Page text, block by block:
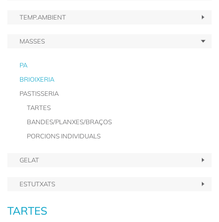
TEMP.AMBIENT
MASSES
PA
BRIOIXERIA
PASTISSERIA
TARTES
BANDES/PLANXES/BRAÇOS
PORCIONS INDIVIDUALS
GELAT
ESTUTXATS
TARTES